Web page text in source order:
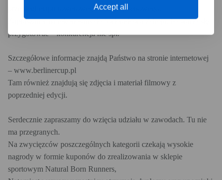
Accept all
przebiegi etapu rowerowego i biegu terenowego.
Zapraszamy na rekonesans do Świeradowa Zdroju, bo warto się
przygotować – konkurencja nie śpi.
Szczegółowe informacje znajdą Państwo na stronie internetowej
– www.berlinercup.pl
Tam również znajdują się zdjęcia i materiał filmowy z
poprzedniej edycji.
Serdecznie zapraszamy do wzięcia udziału w zawodach. Tu nie
ma przegranych.
Na zwycięzców poszczególnych kategorii czekają wysokie
nagrody w formie kuponów do zrealizowania w sklepie
sportowym Natural Born Runners,